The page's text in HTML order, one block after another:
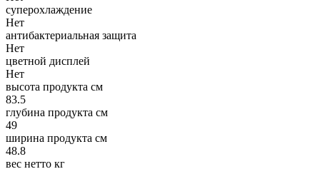
суперохлаждение
Нет
антибактериальная защита
Нет
цветной дисплей
Нет
высота продукта см
83.5
глубина продукта см
49
ширина продукта см
48.8
вес нетто кг